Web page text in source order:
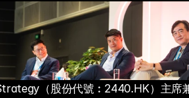
（股份代號︰2440.HK）主席